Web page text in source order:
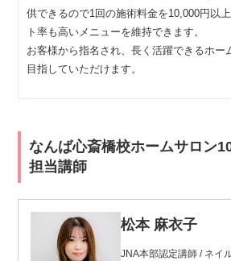
供できるので1回の施術料金を10,000円以
ト率も高いメニューを維持できます。
お客様から指名され、長く活躍できるホー
目指していただけます。
なんば心斎橋校ホームサロン
担当講師
松本 麻衣子
JNA本部認定講師 / ネイ